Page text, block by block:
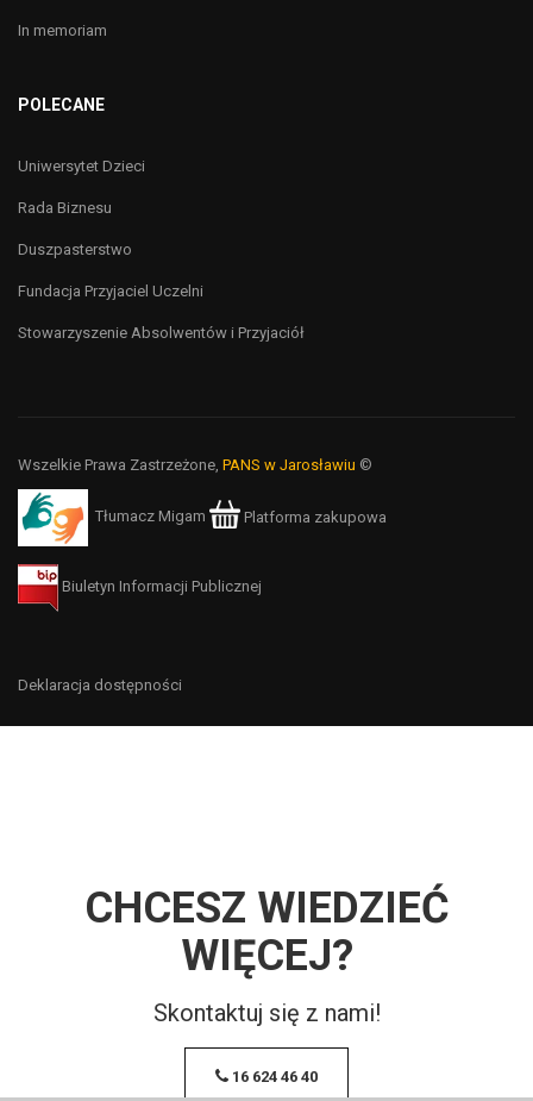
In memoriam
POLECANE
Uniwersytet Dzieci
Rada Biznesu
Duszpasterstwo
Fundacja Przyjaciel Uczelni
Stowarzyszenie Absolwentów i Przyjaciół
Wszelkie Prawa Zastrzeżone, PANS w Jarosławiu ©
Tłumacz Migam Platforma zakupowa
Biuletyn Informacji Publicznej
Deklaracja dostępności
CHCESZ WIEDZIEĆ
WIĘCEJ?
Skontaktuj się z nami!
16 624 46 40